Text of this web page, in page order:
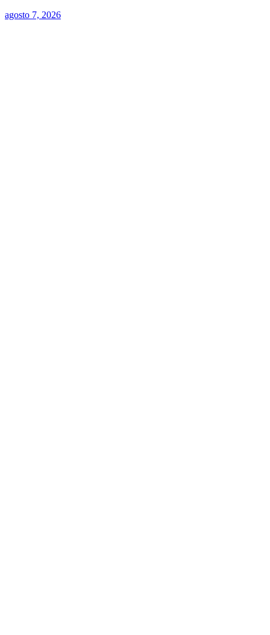
agosto 7, 2026